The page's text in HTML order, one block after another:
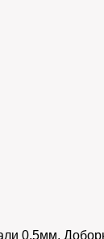
0,5мм.